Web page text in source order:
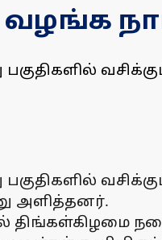
அளித்தனர்.
திங்கள்கிழமை